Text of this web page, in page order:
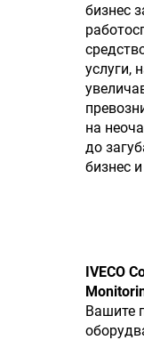
бизнес
услуги,
на
до
бизнес
IVECO
Вашите